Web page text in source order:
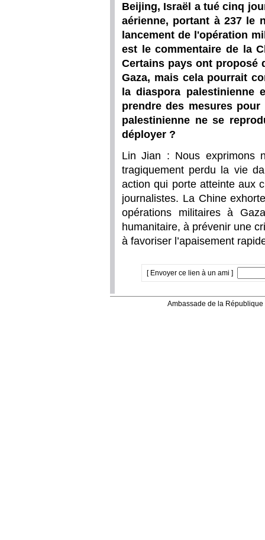
Beijing, Israël a tué cinq
aérienne, portant à 237 le
lancement de l'opération
est le commentaire de la
Certains pays ont proposé
Gaza, mais cela pourrait
la diaspora palestinienne
prendre des mesures
palestinienne ne se
déployer ?
Lin Jian : Nous exprimons
tragiquement perdu la vie
action qui porte atteinte aux
journalistes. La Chine
opérations militaires à
humanitaire, à prévenir une
à favoriser l’apaisement
[ Envoyer ce lien à un ami ]
Ambassade de la